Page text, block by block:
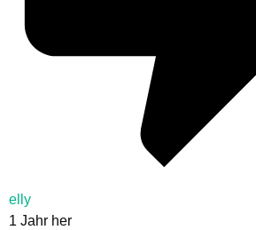
elly
1 Jahr her